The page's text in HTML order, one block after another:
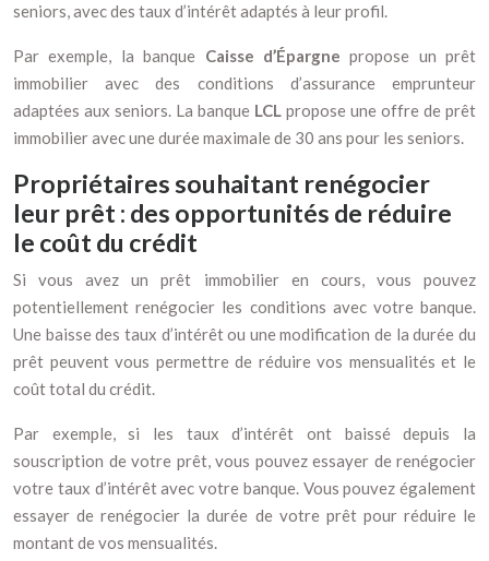
seniors, avec des taux d’intérêt adaptés à leur profil.
Par exemple, la banque Caisse d’Épargnepropose un prêt
immobilier avec des conditions d’assurance emprunteur
adaptées aux seniors. La banque LCL propose une offre de prêt
immobilier avec une durée maximale de 30 ans pour les seniors.
Propriétaires souhaitant renégocier
leur prêt : des opportunités de réduire
le coût du crédit
Si vous avez un prêt immobilier en cours, vous pouvez
potentiellement renégocier les conditions avec votre banque.
Une baisse des taux d’intérêt ou une modification de la durée du
prêt peuvent vous permettre de réduire vos mensualités et le
coût total du crédit.
Par exemple, si les taux d’intérêt ont baissé depuis la
souscription de votre prêt, vous pouvez essayer de renégocier
votre taux d’intérêt avec votre banque. Vous pouvez également
essayer de renégocier la durée de votre prêt pour réduire le
montant de vos mensualités.